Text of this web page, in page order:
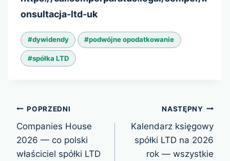
onsultacja-ltd-uk
Tagi
wpisu:
#dywidendy #podwójne opodatkowanie
#spółka LTD
Nawigacja
wpisu
POPRZEDNI
Companies House
2026 — co polski
właściciel spółki LTD
NASTĘPNY
Kalendarz księgowy
spółki LTD na 2026
rok — wszystkie